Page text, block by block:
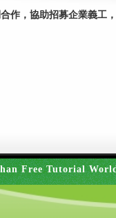
作，協助招募企業義工
Free Tutorial